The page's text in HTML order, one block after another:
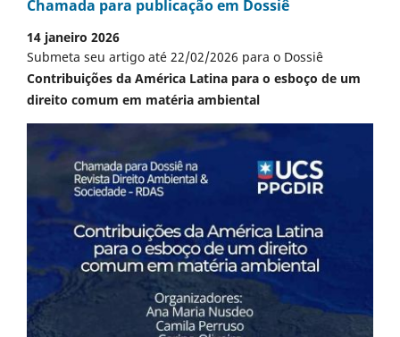
Chamada para publicação em Dossiê
14 janeiro 2026
Submeta seu artigo até 22/02/2026 para o Dossiê
Contribuições da América Latina para o esboço de um
direito comum em matéria ambiental